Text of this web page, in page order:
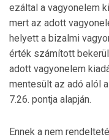
ezáltal a vagyonelem
mert az adott
helyett a bizalmi
érték számított
adott vagyonelem
mentesült az adó alól
7.26. pontja alapján.
Ennek a nem